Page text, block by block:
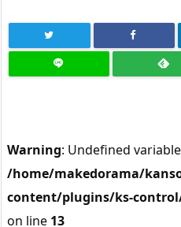
Warning: Undefined
/home/makedorama/
content/plugins/ks-
on line 13